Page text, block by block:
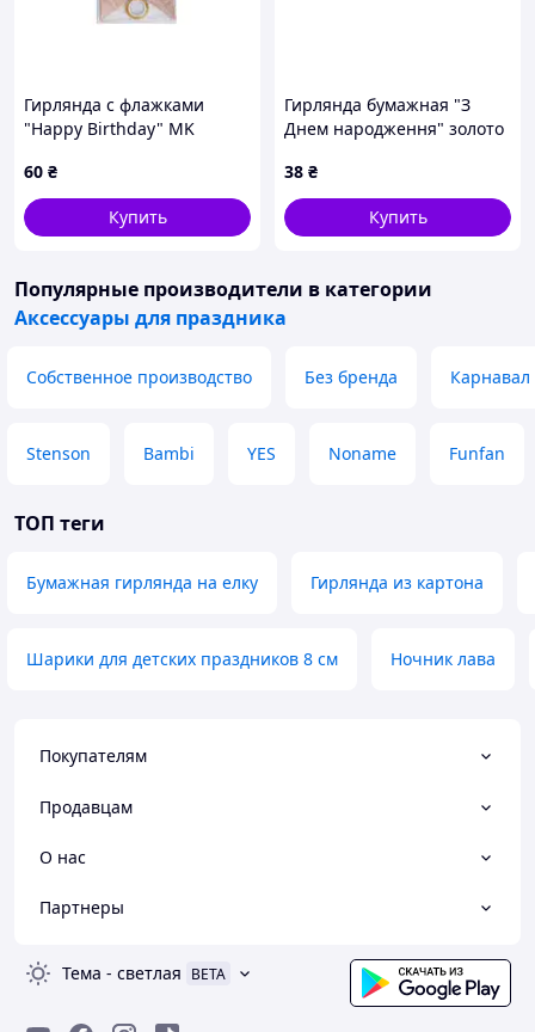
Гирлянда с флажками
"Happy Birthday" MK
60 ₴
Купить
Гирлянда бумажная "З
Днем народження" золото
38 ₴
Купить
Популярные производители в категории
Аксессуары для праздника
Собственное производство Без бренда
Stenson Bambi YES Noname Funfan
ТОП теги
Бумажная гирлянда на елку Гирлянда из картона
Шарики для детских праздников 8 см Ночник лава
Покупателям
Продавцам
О нас
Партнеры
Тема - светлая BETA